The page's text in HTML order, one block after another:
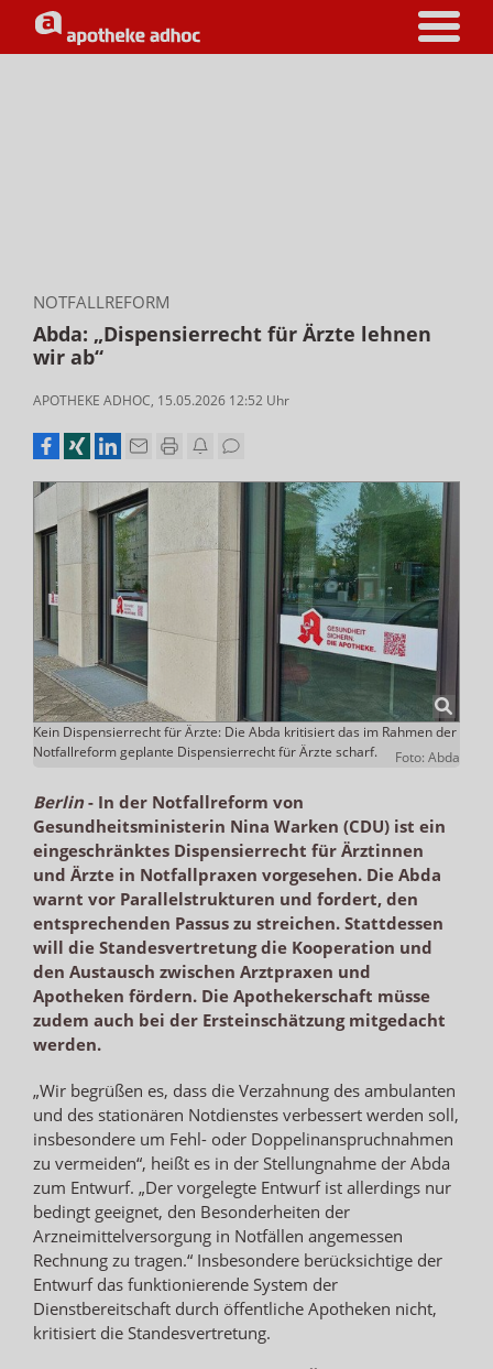
NOTFALLREFORM
Abda: „Dispensierrecht für Ärzte lehnen
wir ab“
APOTHEKE ADHOC, 15.05.2026 12:52 Uhr
Kein Dispensierrecht für Ärzte: Die Abda kritisiert das im Rahmen der
Notfallreform geplante Dispensierrecht für Ärzte scharf.
Foto: Abda
Berlin- In der Notfallreform von
Gesundheitsministerin Nina Warken (CDU) ist ein
eingeschränktes Dispensierrecht für Ärztinnen
und Ärzte in Notfallpraxen vorgesehen. Die Abda
warnt vor Parallelstrukturen und fordert, den
entsprechenden Passus zu streichen. Stattdessen
will die Standesvertretung die Kooperation und
den Austausch zwischen Arztpraxen und
Apotheken fördern. Die Apothekerschaft müsse
zudem auch bei der Ersteinschätzung mitgedacht
werden.
„Wir begrüßen es, dass die Verzahnung des ambulanten
und des stationären Notdienstes verbessert werden soll,
insbesondere um Fehl- oder Doppelinanspruchnahmen
zu vermeiden“, heißt es in der Stellungnahme der Abda
zum Entwurf. „Der vorgelegte Entwurf ist allerdings nur
bedingt geeignet, den Besonderheiten der
Arzneimittelversorgung in Notfällen angemessen
Rechnung zu tragen.“ Insbesondere berücksichtige der
Entwurf das funktionierende System der
Dienstbereitschaft durch öffentliche Apotheken nicht,
kritisiert die Standesvertretung.